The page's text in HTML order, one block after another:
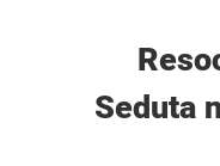
Seduta